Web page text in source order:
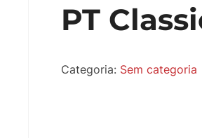
PT
Categoria: Sem categoria